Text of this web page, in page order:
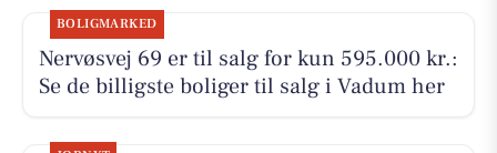
BOLIGMARKED
Nervøsvej 69 er til salg for kun 595.000 kr.:
Se de billigste boliger til salg i Vadum her